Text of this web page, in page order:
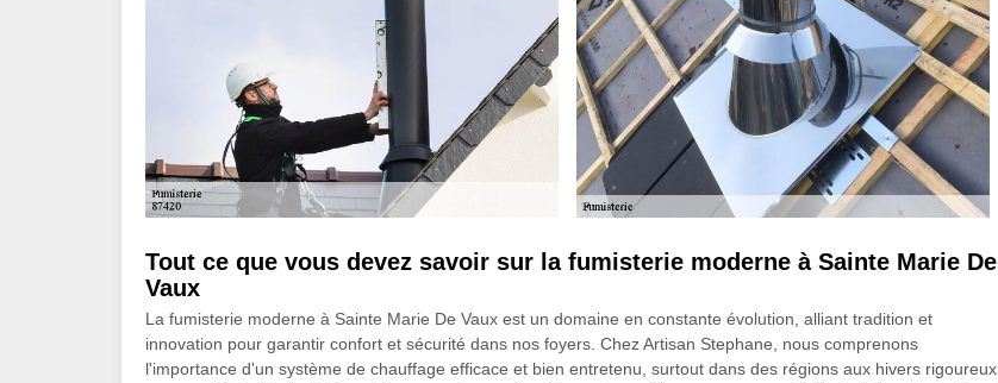
Tout ce que vous devez savoir sur la fumisterie moderne à Sainte Marie De
Vaux
La fumisterie moderne à Sainte Marie De Vaux est un domaine en constante évolution, alliant tradition et
innovation pour garantir confort et sécurité dans nos foyers. Chez Artisan Stephane, nous comprenons
l'importance d'un système de chauffage efficace et bien entretenu, surtout dans des régions aux hivers rigoureux